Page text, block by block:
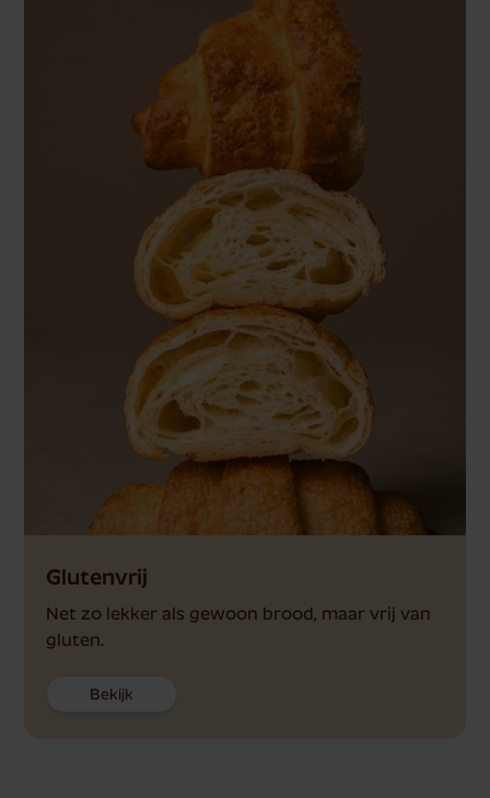
Glutenvrij
Net zo lekker als gewoon brood, maar vrij van
gluten.
Bekijk